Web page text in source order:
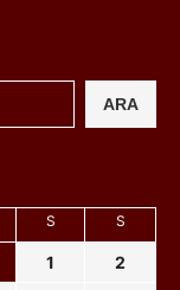
ARA
S S
1
2